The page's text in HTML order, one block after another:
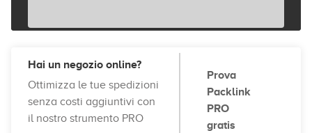
Hai un negozio online?
Ottimizza le tue spedizioni
senza costi aggiuntivi con
il nostro strumento PRO
Prova
Packlink
PRO
gratis